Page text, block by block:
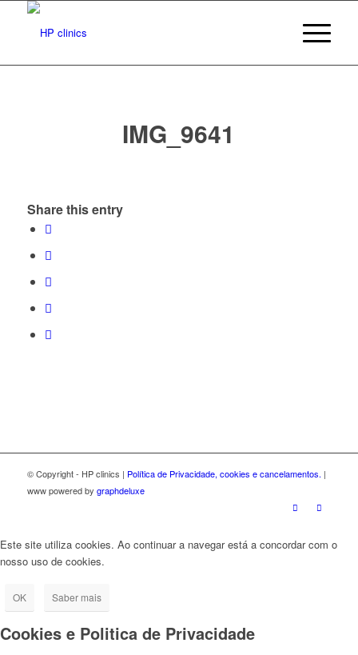
IMG_9641
Share this entry
© Copyright - HP clinics | Política de Privacidade, cookies e cancelamentos. |
www powered by graphdeluxe
Este site utiliza cookies. Ao continuar a navegar está a concordar com o
nosso uso de cookies.
OK Saber mais
Cookies e Politica de Privacidade